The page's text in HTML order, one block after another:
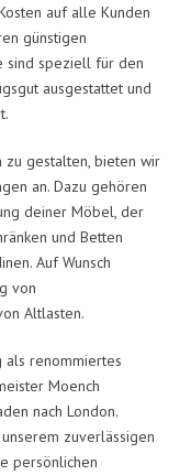
auf alle Kunden
günstigen
sind speziell für den
ausgestattet und
zu gestalten, bieten wir
an. Dazu gehören
deiner Möbel, der
und Betten
Auf Wunsch
von
Altlasten.
als renommiertes
Moench
nach London.
zuverlässigen
persönlichen